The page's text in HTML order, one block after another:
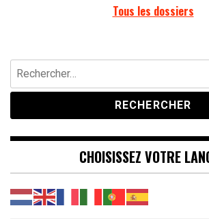
Tous les dossiers
Rechercher :
CHOISISSEZ VOTRE